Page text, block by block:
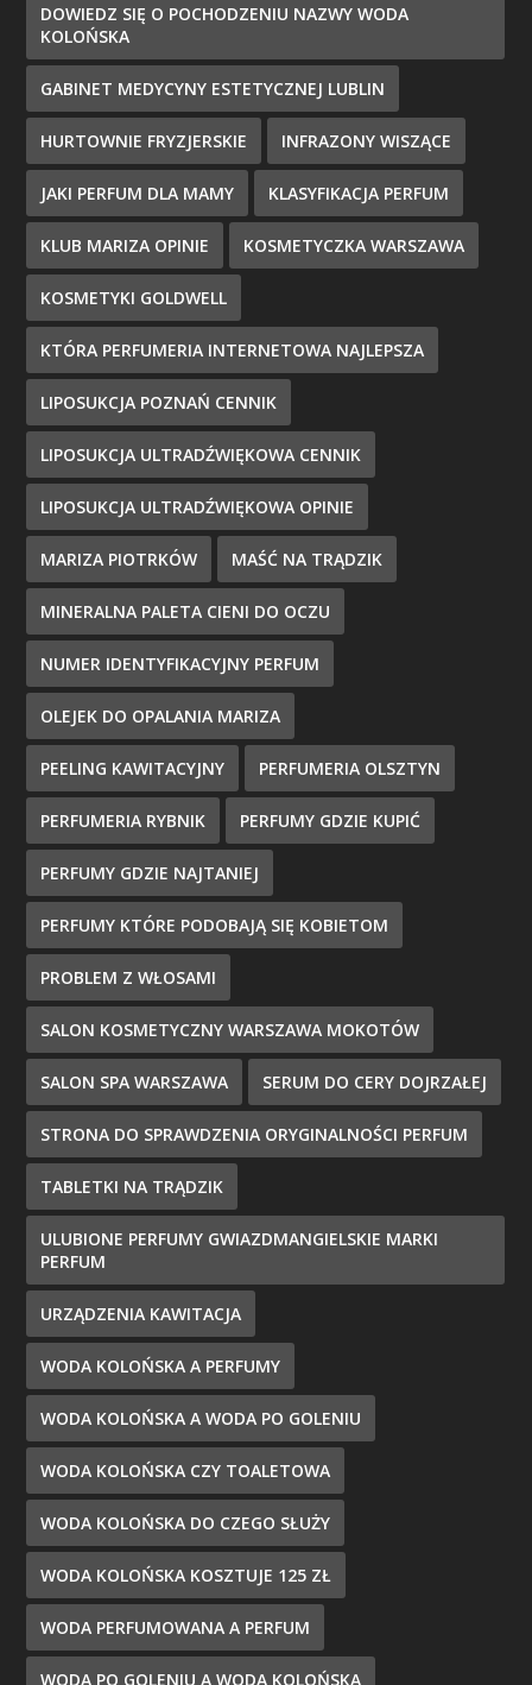
DOWIEDZ SIĘ O POCHODZENIU NAZWY WODA
KOLOŃSKA
GABINET MEDYCYNY ESTETYCZNEJ LUBLIN
HURTOWNIE FRYZJERSKIE INFRAZONY WISZĄCE
JAKI PERFUM DLA MAMY KLASYFIKACJA PERFUM
KLUB MARIZA OPINIE KOSMETYCZKA WARSZAWA
KOSMETYKI GOLDWELL
KTÓRA PERFUMERIA INTERNETOWA NAJLEPSZA
LIPOSUKCJA POZNAŃ CENNIK
LIPOSUKCJA ULTRADŹWIĘKOWA CENNIK
LIPOSUKCJA ULTRADŹWIĘKOWA OPINIE
MARIZA PIOTRKÓW MAŚĆ NA TRĄDZIK
MINERALNA PALETA CIENI DO OCZU
NUMER IDENTYFIKACYJNY PERFUM
OLEJEK DO OPALANIA MARIZA
PEELING KAWITACYJNY PERFUMERIA OLSZTYN
PERFUMERIA RYBNIK PERFUMY GDZIE KUPIĆ
PERFUMY GDZIE NAJTANIEJ
PERFUMY KTÓRE PODOBAJĄ SIĘ KOBIETOM
PROBLEM Z WŁOSAMI
SALON KOSMETYCZNY WARSZAWA MOKOTÓW
SALON SPA WARSZAWA SERUM DO CERY DOJRZAŁEJ
STRONA DO SPRAWDZENIA ORYGINALNOŚCI PERFUM
TABLETKI NA TRĄDZIK
ULUBIONE PERFUMY GWIAZDMANGIELSKIE MARKI
PERFUM
URZĄDZENIA KAWITACJA
WODA KOLOŃSKA A PERFUMY
WODA KOLOŃSKA A WODA PO GOLENIU
WODA KOLOŃSKA CZY TOALETOWA
WODA KOLOŃSKA DO CZEGO SŁUŻY
WODA KOLOŃSKA KOSZTUJE 125 ZŁ
WODA PERFUMOWANA A PERFUM
WODA PO GOLENIU A WODA KOLOŃSKA